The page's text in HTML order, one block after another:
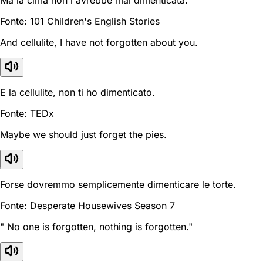
Fonte: 101 Children's English Stories
And cellulite, I have not forgotten about you.
E la cellulite, non ti ho dimenticato.
Fonte: TEDx
Maybe we should just forget the pies.
Forse dovremmo semplicemente dimenticare le torte.
Fonte: Desperate Housewives Season 7
" No one is forgotten, nothing is forgotten."